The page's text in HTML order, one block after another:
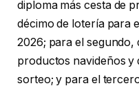
diploma más cesta de
décimo de lotería para
2026; para el segundo,
productos navideños y
sorteo; y para el